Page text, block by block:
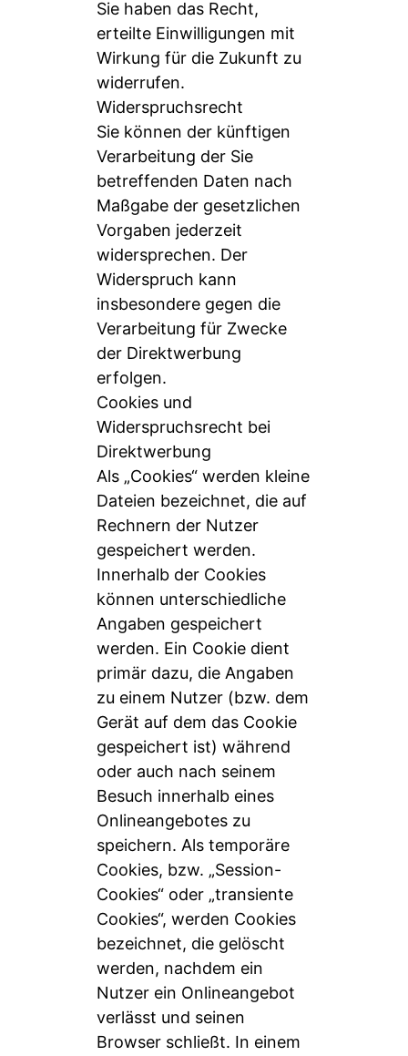
Sie haben das Recht,
erteilte Einwilligungen mit
Wirkung für die Zukunft zu
widerrufen.
Widerspruchsrecht
Sie können der künftigen
Verarbeitung der Sie
betreffenden Daten nach
Maßgabe der gesetzlichen
Vorgaben jederzeit
widersprechen. Der
Widerspruch kann
insbesondere gegen die
Verarbeitung für Zwecke
der Direktwerbung
erfolgen.
Cookies und
Widerspruchsrecht bei
Direktwerbung
Als „Cookies“ werden kleine
Dateien bezeichnet, die auf
Rechnern der Nutzer
gespeichert werden.
Innerhalb der Cookies
können unterschiedliche
Angaben gespeichert
werden. Ein Cookie dient
primär dazu, die Angaben
zu einem Nutzer (bzw. dem
Gerät auf dem das Cookie
gespeichert ist) während
oder auch nach seinem
Besuch innerhalb eines
Onlineangebotes zu
speichern. Als temporäre
Cookies, bzw. „Session-
Cookies“ oder „transiente
Cookies“, werden Cookies
bezeichnet, die gelöscht
werden, nachdem ein
Nutzer ein Onlineangebot
verlässt und seinen
Browser schließt. In einem